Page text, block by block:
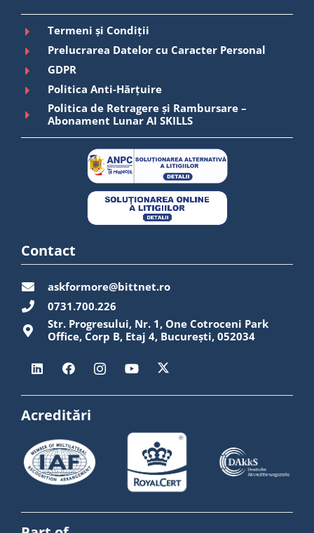
Termeni și Condiții
Prelucrarea Datelor cu Caracter Personal
GDPR
Politica Anti-Hărțuire
Politica de Retragere și Rambursare –
Abonament Lunar AI SKILLS
Contact
askformore@bittnet.ro
0731.700.226
Str. Progresului, Nr. 1, One Cotroceni Park
Office, Corp B, Etaj 4, București, 052034
Acreditări